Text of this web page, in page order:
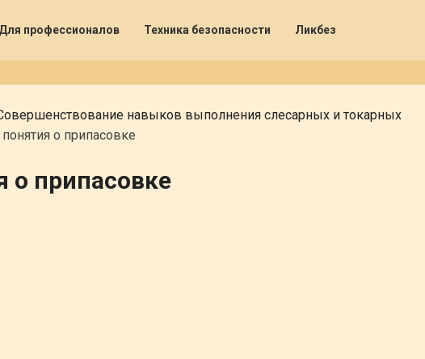
Для профессионалов Техника безопасности Ликбез
навыков выполнения слесарных и токарных
о припасовке
о припасовке